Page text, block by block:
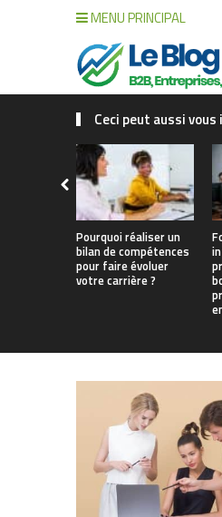
MENU PRINCIPAL
Ceci peut aussi
Pourquoi réaliser un
bilan de compétences
pour faire évoluer
votre carrière ?